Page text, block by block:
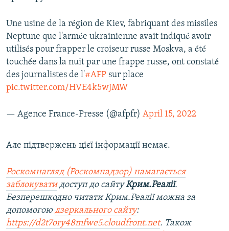
Une usine de la région de Kiev, fabriquant des missiles
Neptune que l'armée ukrainienne avait indiqué avoir
utilisés pour frapper le croiseur russe Moskva, a été
touchée dans la nuit par une frappe russe, ont constaté
des journalistes de l'#AFP sur place
pic.twitter.com/HVE4k5wJMW
— Agence France-Presse (@afpfr) April 15, 2022
Але підтвержень цієї інформації немає.
Роскомнагляд (Роскомнадзор) намагається
заблокуватидоступ до сайтуКрим.Реалії.
Безперешкодно читати Крим.Реалії можна за
допомогою дзеркального сайту:
https://d2t7ory48mfwe5.cloudfront.net. Також